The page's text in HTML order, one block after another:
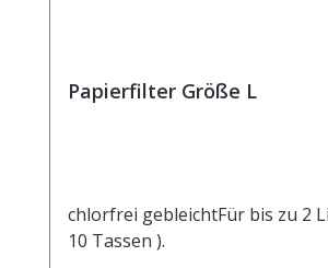
Papierfilter Größe L
chlorfrei gebleichtFür bis zu 2
10 Tassen ).